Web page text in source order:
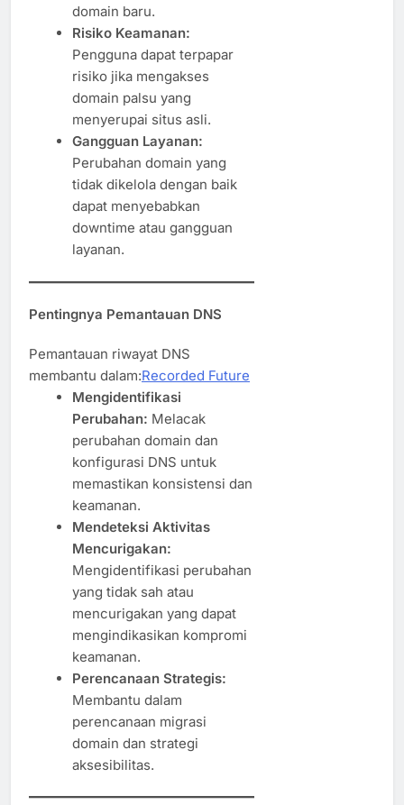
domain baru.
Risiko Keamanan:
Pengguna dapat terpapar
risiko jika mengakses
domain palsu yang
menyerupai situs asli.
Gangguan Layanan:
Perubahan domain yang
tidak dikelola dengan baik
dapat menyebabkan
downtime atau gangguan
layanan.
Pentingnya Pemantauan DNS
Pemantauan riwayat DNS
membantu dalam:Recorded Future
Mengidentifikasi
Perubahan: Melacak
perubahan domain dan
konfigurasi DNS untuk
memastikan konsistensi dan
keamanan.
Mendeteksi Aktivitas
Mencurigakan:
Mengidentifikasi perubahan
yang tidak sah atau
mencurigakan yang dapat
mengindikasikan kompromi
keamanan.
Perencanaan Strategis:
Membantu dalam
perencanaan migrasi
domain dan strategi
aksesibilitas.